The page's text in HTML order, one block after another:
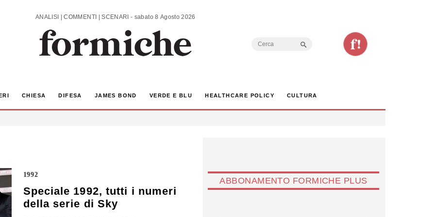
ANALISI | COMMENTI | SCENARI - sabato 8 Agosto 2026
Search
CHIESA DIFESA JAMES BOND VERDE E BLU HEALTHCARE POLICY CULTURA
1992
Speciale 1992, tutti i numeri
della serie di Sky
ABBONAMENTO FORMICHE PLUS